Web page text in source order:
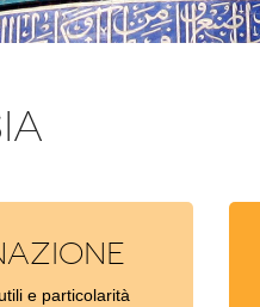
e particolarità